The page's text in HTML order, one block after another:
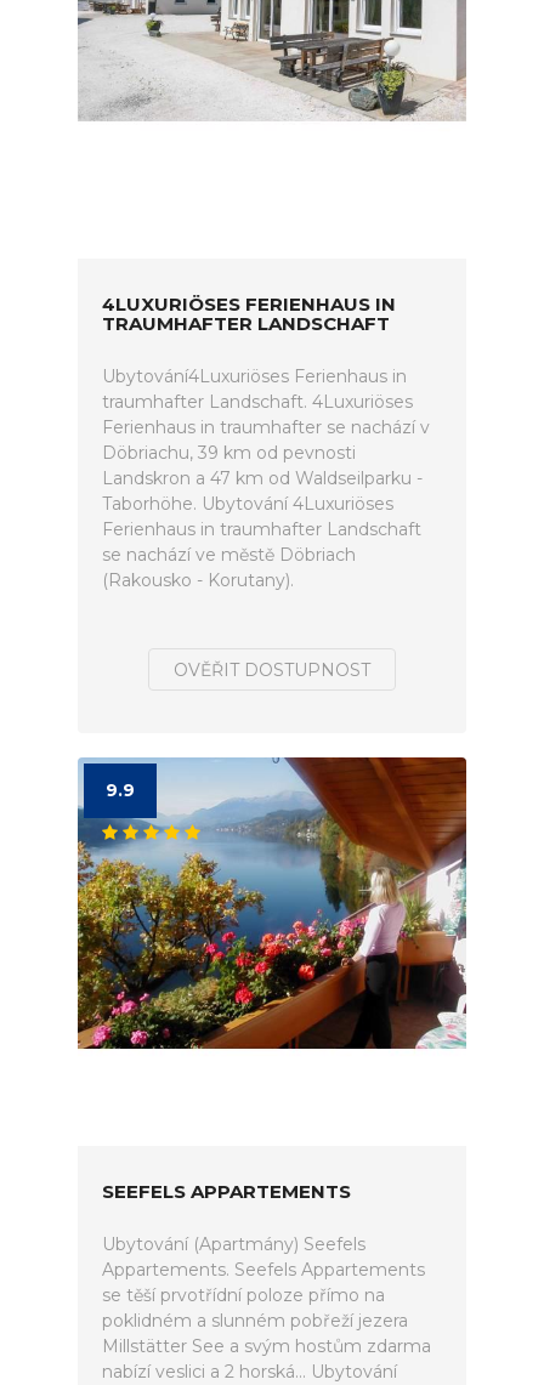
4LUXURIÖSES FERIENHAUS IN
TRAUMHAFTER LANDSCHAFT
Ubytování4Luxuriöses Ferienhaus in
traumhafter Landschaft. 4Luxuriöses
Ferienhaus in traumhafter se nachází v
Döbriachu, 39 km od pevnosti
Landskron a 47 km od Waldseilparku -
Taborhöhe. Ubytování 4Luxuriöses
Ferienhaus in traumhafter Landschaft
se nachází ve městě Döbriach
(Rakousko - Korutany).
OVĚŘIT DOSTUPNOST
9.9
SEEFELS APPARTEMENTS
Ubytování (Apartmány) Seefels
Appartements. Seefels Appartements
se těší prvotřídní poloze přímo na
poklidném a slunném pobřeží jezera
Millstätter See a svým hostům zdarma
nabízí veslici a 2 horská... Ubytování